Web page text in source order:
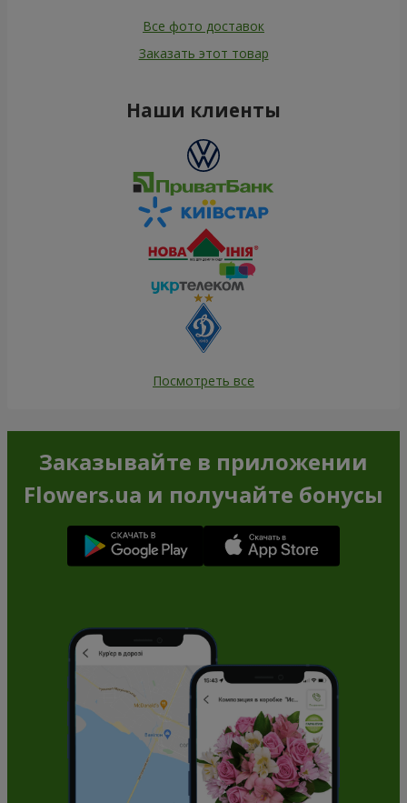
Все фото доставок
Заказать этот товар
Наши клиенты
Посмотреть все
Заказывайте в приложении
Flowers.ua и получайте бонусы